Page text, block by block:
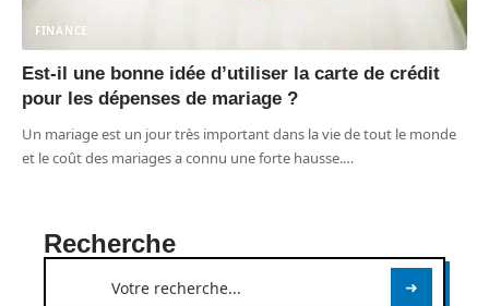
FINANCE
Est-il une bonne idée d’utiliser la carte de crédit
pour les dépenses de mariage ?
Un mariage est un jour très important dans la vie de tout le monde
et le coût des mariages a connu une forte hausse.…
Recherche